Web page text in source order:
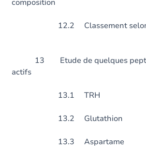
12.2 Classement
13 Etude de quelques
actifs
13.1 TRH
13.2 Glutathion
13.3 Aspartame